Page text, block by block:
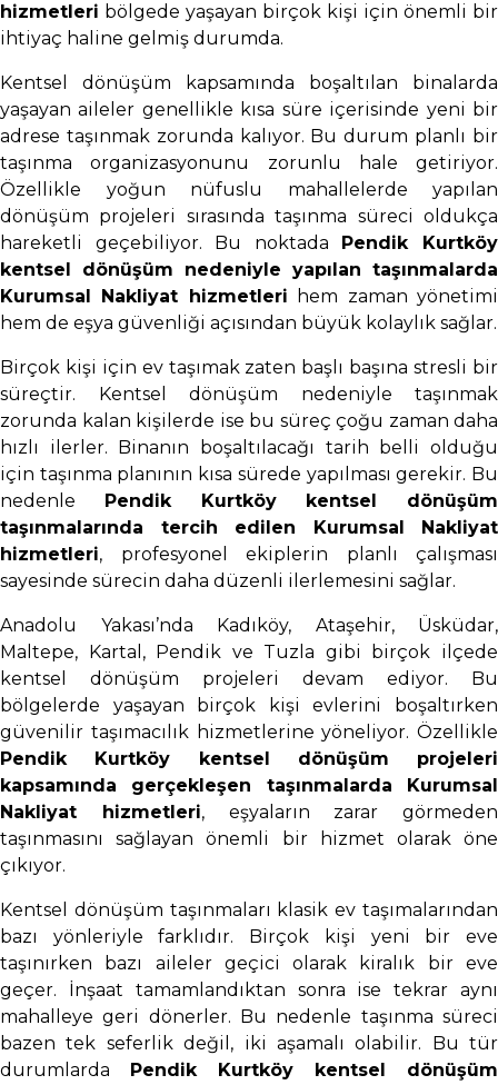
hizmetleri bölgede yaşayan birçok kişi için önemli bir
ihtiyaç haline gelmiş durumda.
Kentsel dönüşüm kapsamında boşaltılan binalarda
yaşayan aileler genellikle kısa süre içerisinde yeni bir
adrese taşınmak zorunda kalıyor. Bu durum planlı bir
taşınma organizasyonunu zorunlu hale getiriyor.
Özellikle yoğun nüfuslu mahallelerde yapılan
dönüşüm projeleri sırasında taşınma süreci oldukça
hareketli geçebiliyor. Bu noktada
Pendik Kurtköy
kentsel dönüşüm nedeniyle yapılan taşınmalarda
Kurumsal Nakliyat hizmetleri hem zaman yönetimi
hem de eşya güvenliği açısından büyük kolaylık sağlar.
Birçok kişi için ev taşımak zaten başlı başına stresli bir
süreçtir. Kentsel dönüşüm nedeniyle taşınmak
zorunda kalan kişilerde ise bu süreç çoğu zaman daha
hızlı ilerler. Binanın boşaltılacağı tarih belli olduğu
için taşınma planının kısa sürede yapılması gerekir. Bu
nedenle
Pendik Kurtköy kentsel dönüşüm
taşınmalarında tercih edilen Kurumsal Nakliyat
hizmetleri, profesyonel ekiplerin planlı çalışması
sayesinde sürecin daha düzenli ilerlemesini sağlar.
Anadolu Yakası’nda Kadıköy, Ataşehir, Üsküdar,
Maltepe, Kartal, Pendik ve Tuzla gibi birçok ilçede
kentsel dönüşüm projeleri devam ediyor. Bu
bölgelerde yaşayan birçok kişi evlerini boşaltırken
güvenilir taşımacılık hizmetlerine yöneliyor. Özellikle
Pendik Kurtköy kentsel dönüşüm projeleri
kapsamında gerçekleşen taşınmalarda Kurumsal
Nakliyat hizmetleri, eşyaların zarar görmeden
taşınmasını sağlayan önemli bir hizmet olarak öne
çıkıyor.
Kentsel dönüşüm taşınmaları klasik ev taşımalarından
bazı yönleriyle farklıdır. Birçok kişi yeni bir eve
taşınırken bazı aileler geçici olarak kiralık bir eve
geçer. İnşaat tamamlandıktan sonra ise tekrar aynı
mahalleye geri dönerler. Bu nedenle taşınma süreci
bazen tek seferlik değil, iki aşamalı olabilir. Bu tür
durumlarda
Pendik Kurtköy kentsel dönüşüm